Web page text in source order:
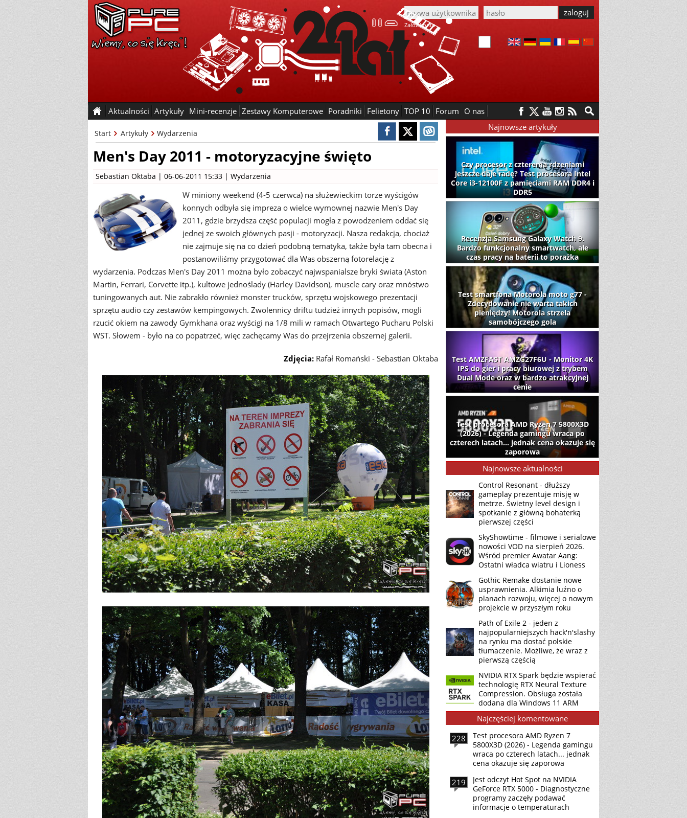
Załóż konto
Aktualności Artykuły Mini-recenzje Zestawy Komputerowe Poradniki Felietony TOP 10 Forum O nas
Start Artykuły Wydarzenia
Men's Day 2011 - motoryzacyjne święto
Sebastian Oktaba | 06-06-2011 15:33 | Wydarzenia
W miniony weekend (4-5 czerwca) na służewieckim torze wyścigów
konnych odbyła się impreza o wielce wymownej nazwie Men's Day
2011, gdzie brzydsza część populacji mogła z powodzeniem oddać się
jednej ze swoich głównych pasji - motoryzacji. Nasza redakcja, chociaż
nie zajmuje się na co dzień podobną tematyka, także była tam obecna i
postanowiliśmy przygotować dla Was obszerną fotorelację z
wydarzenia. Podczas Men's Day 2011 można było zobaczyć najwspanialsze bryki świata (Aston
Martin, Ferrari, Corvette itp.), kultowe jednoślady (Harley Davidson), muscle cary oraz mnóstwo
tuningowanych aut. Nie zabrakło również monster trucków, sprzętu wojskowego prezentacji
sprzętu audio czy zestawów kempingowych. Zwolennicy driftu tudzież innych popisów, mogli
rzucić okiem na zawody Gymkhana oraz wyścigi na 1/8 mili w ramach Otwartego Pucharu Polski
WST. Słowem - było na co popatrzeć, więc zachęcamy Was do przejrzenia obszernej galerii.
Zdjęcia: Rafał Romański - Sebastian Oktaba
Najnowsze artykuły
Czy procesor z czterema rdzeniami
jeszcze daje radę? Test procesora Intel
Core i3-12100F z pamięciami RAM DDR4 i
DDR5
Recenzja Samsung Galaxy Watch 9.
Bardzo funkcjonalny smartwatch, ale
czas pracy na baterii to porażka
Test smartfona Motorola moto g77 -
Zdecydowanie nie warta takich
pieniędzy! Motorola strzela
samobójczego gola
Test AMZFAST AMZG27F6U - Monitor 4K
IPS do gier i pracy biurowej z trybem
Dual Mode oraz w bardzo atrakcyjnej
cenie
Test procesora AMD Ryzen 7 5800X3D
(2026) - Legenda gamingu wraca po
czterech latach... jednak cena okazuje się
zaporowa
Najnowsze aktualności
Control Resonant - dłuższy
gameplay prezentuje misję w
metrze. Świetny level design i
spotkanie z główną bohaterką
pierwszej części
SkyShowtime - filmowe i serialowe
nowości VOD na sierpień 2026.
Wśród premier Awatar Aang:
Ostatni władca wiatru i Lioness
Gothic Remake dostanie nowe
usprawnienia. Alkimia luźno o
planach rozwoju, więcej o nowym
projekcie w przyszłym roku
Path of Exile 2 - jeden z
najpopularniejszych hack'n'slashy
na rynku ma dostać polskie
tłumaczenie. Możliwe, że wraz z
pierwszą częścią
NVIDIA RTX Spark będzie wspierać
technologię RTX Neural Texture
Compression. Obsługa została
dodana dla Windows 11 ARM
Najczęściej komentowane
228
Test procesora AMD Ryzen 7
5800X3D (2026) - Legenda gamingu
wraca po czterech latach... jednak
cena okazuje się zaporowa
219
Jest odczyt Hot Spot na NVIDIA
GeForce RTX 5000 - Diagnostyczne
programy zaczęły podawać
informacje o temperaturach